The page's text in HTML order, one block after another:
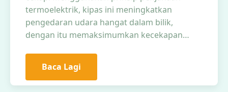
termoelektrik, kipas ini meningkatkan
pengedaran udara hangat dalam bilik,
dengan itu memaksimumkan kecekapan…
Baca Lagi